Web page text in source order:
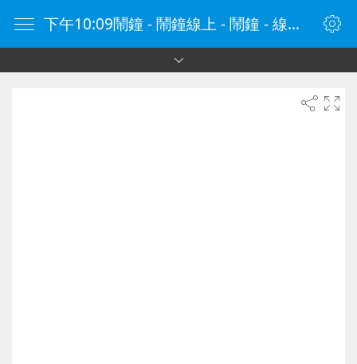
下午10:09鬧鐘 - 鬧鐘線上 - 鬧鐘 - 線上鬧鐘 - 在線鬧鐘 - 鬧鐘在線 - naozhong.tw